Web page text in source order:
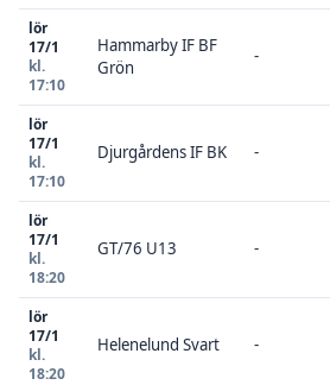
lör
17/1
kl.
17:10
Hammarby IF BF
Grön
-
lör
17/1
kl.
17:10
Djurgårdens IF BK -
lör
17/1
kl.
18:20
GT/76 U13 -
lör
17/1
kl.
18:20
Helenelund Svart -